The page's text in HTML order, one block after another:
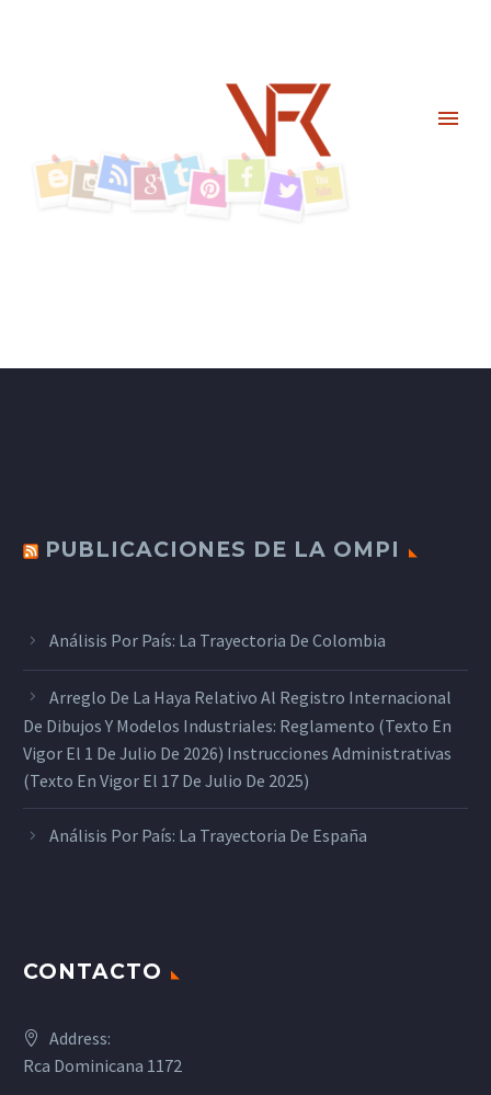
PUBLICACIONES DE LA OMPI
Análisis Por País: La Trayectoria De Colombia
Arreglo De La Haya Relativo Al Registro Internacional
De Dibujos Y Modelos Industriales: Reglamento (texto En
Vigor El 1 De Julio De 2026) Instrucciones Administrativas
(texto En Vigor El 17 De Julio De 2025)
Análisis Por País: La Trayectoria De España
CONTACTO
Address:
Rca Dominicana 1172